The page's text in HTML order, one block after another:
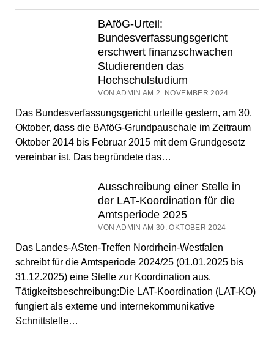
BAföG-Urteil:
Bundesverfassungsgericht
erschwert finanzschwachen
Studierenden das
Hochschulstudium
VON ADMIN AM 2. NOVEMBER 2024
Das Bundesverfassungsgericht urteilte gestern, am 30.
Oktober, dass die BAföG-Grundpauschale im Zeitraum
Oktober 2014 bis Februar 2015 mit dem Grundgesetz
vereinbar ist. Das begründete das…
Ausschreibung einer Stelle in
der LAT-Koordination für die
Amtsperiode 2025
VON ADMIN AM 30. OKTOBER 2024
Das Landes-ASten-Treffen Nordrhein-Westfalen
schreibt für die Amtsperiode 2024/25 (01.01.2025 bis
31.12.2025) eine Stelle zur Koordination aus.
Tätigkeitsbeschreibung:Die LAT-Koordination (LAT-KO)
fungiert als externe und internekommunikative
Schnittstelle…